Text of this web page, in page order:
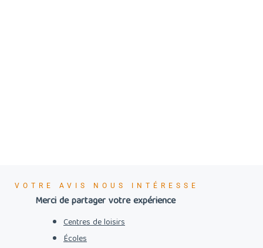
VOTRE AVIS NOUS INTÉRESSE
Merci de partager votre expérience
Centres de loisirs
Écoles